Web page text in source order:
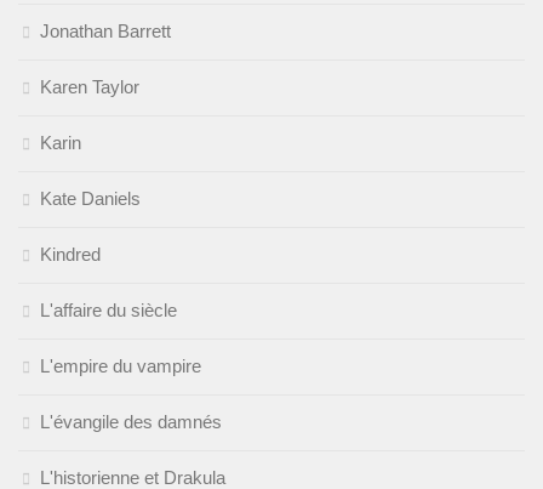
Jonathan Barrett
Karen Taylor
Karin
Kate Daniels
Kindred
L'affaire du siècle
L'empire du vampire
L'évangile des damnés
L'historienne et Drakula